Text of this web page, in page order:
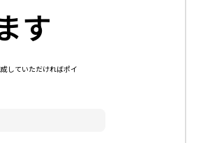
す
していただければポイ